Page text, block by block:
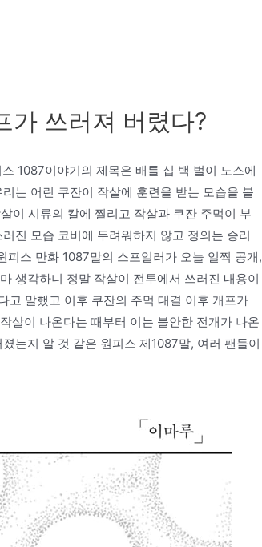
가 쓰러져 버렸다?
1087이야기의 제목은 배틀 십 백 벌이 노스에
는 어린 쿠잔이 작살에 훈련을 받는 모습을 볼
이 시류의 칼에 찔리고 작살과 쿠잔 주먹이 부
진 모습 코비에 두려워하지 않고 정의는 승리
스 만화 1087말의 스포일러가 오늘 일찍 공개,
생각하니 정말 작살이 전투에서 쓰러진 내용이
고 말했고 이후 쿠잔의 주먹 대결 이후 개프가
살이 나온다는 때부터 이는 불안한 전개가 나온
는지 알 것 같은 원피스 제1087말, 여러 팬들이